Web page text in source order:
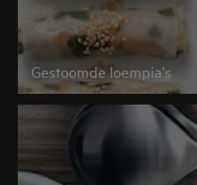
Gestoomde loempia's